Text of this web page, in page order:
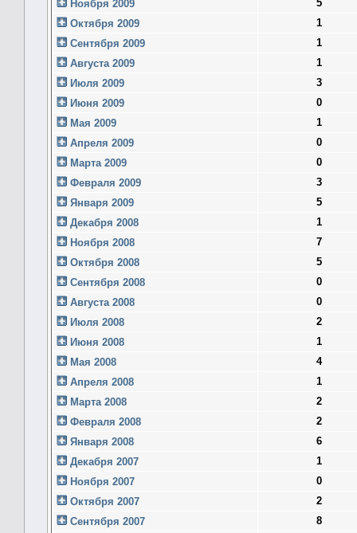
Ноября 2009
5
Октября 2009
1
Сентября 2009
1
Августа 2009
1
Июля 2009
3
Июня 2009
0
Мая 2009
1
Апреля 2009
0
Марта 2009
0
Февраля 2009
3
Января 2009
5
Декабря 2008
1
Ноября 2008
7
Октября 2008
5
Сентября 2008
0
Августа 2008
0
Июля 2008
2
Июня 2008
1
Мая 2008
4
Апреля 2008
1
Марта 2008
2
Февраля 2008
2
Января 2008
6
Декабря 2007
1
Ноября 2007
0
Октября 2007
2
Сентября 2007
8